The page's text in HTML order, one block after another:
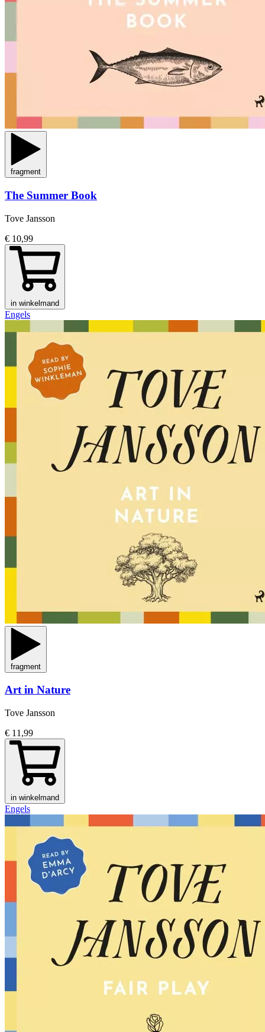
fragment
The Summer Book
Tove Jansson
€ 10,99
in winkelmand
Engels
fragment
Art in Nature
Tove Jansson
€ 11,99
in winkelmand
Engels